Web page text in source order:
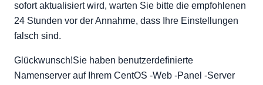
sofort aktualisiert wird, warten Sie bitte die empfohlenen
24 Stunden vor der Annahme, dass Ihre Einstellungen
falsch sind.
Glückwunsch!Sie haben benutzerdefinierte
Namenserver auf Ihrem CentOS -Web -Panel -Server